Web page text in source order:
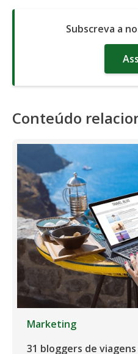
Subscreva a
Conteúdo
Marketing
31 bloggers de